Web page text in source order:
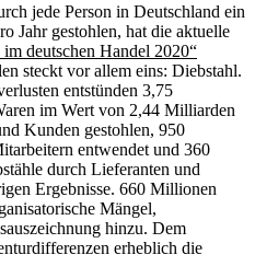
jede Person in Deutschland ein
Jahr gestohlen, hat die aktuelle
deutschen Handel 2020“
steckt vor allem eins: Diebstahl.
entstünden 3,75
im Wert von 2,44 Milliarden
Kunden gestohlen, 950
entwendet und 360
durch Lieferanten und
Ergebnisse. 660 Millionen
Mängel,
hinzu. Dem
erheblich die